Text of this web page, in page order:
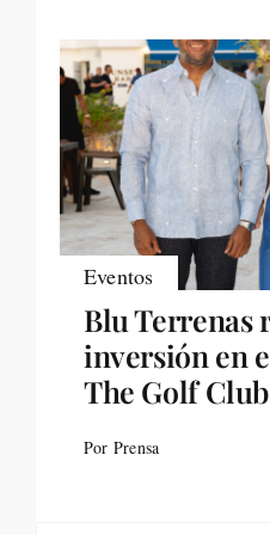
Eventos
Blu Terrenas
inversión en
The Golf
Por Prensa